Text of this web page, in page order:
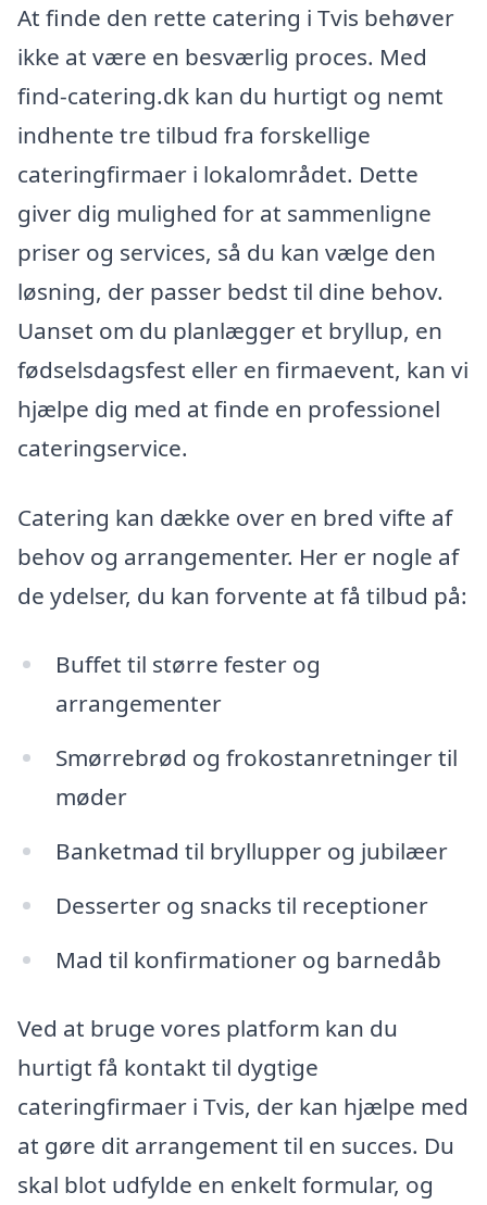
At finde den rette catering i Tvis behøver
ikke at være en besværlig proces. Med
find-catering.dk kan du hurtigt og nemt
indhente tre tilbud fra forskellige
cateringfirmaer i lokalområdet. Dette
giver dig mulighed for at sammenligne
priser og services, så du kan vælge den
løsning, der passer bedst til dine behov.
Uanset om du planlægger et bryllup, en
fødselsdagsfest eller en firmaevent, kan vi
hjælpe dig med at finde en professionel
cateringservice.
Catering kan dække over en bred vifte af
behov og arrangementer. Her er nogle af
de ydelser, du kan forvente at få tilbud på:
Buffet til større fester og
arrangementer
Smørrebrød og frokostanretninger til
møder
Banketmad til bryllupper og jubilæer
Desserter og snacks til receptioner
Mad til konfirmationer og barnedåb
Ved at bruge vores platform kan du
hurtigt få kontakt til dygtige
cateringfirmaer i Tvis, der kan hjælpe med
at gøre dit arrangement til en succes. Du
skal blot udfylde en enkelt formular, og